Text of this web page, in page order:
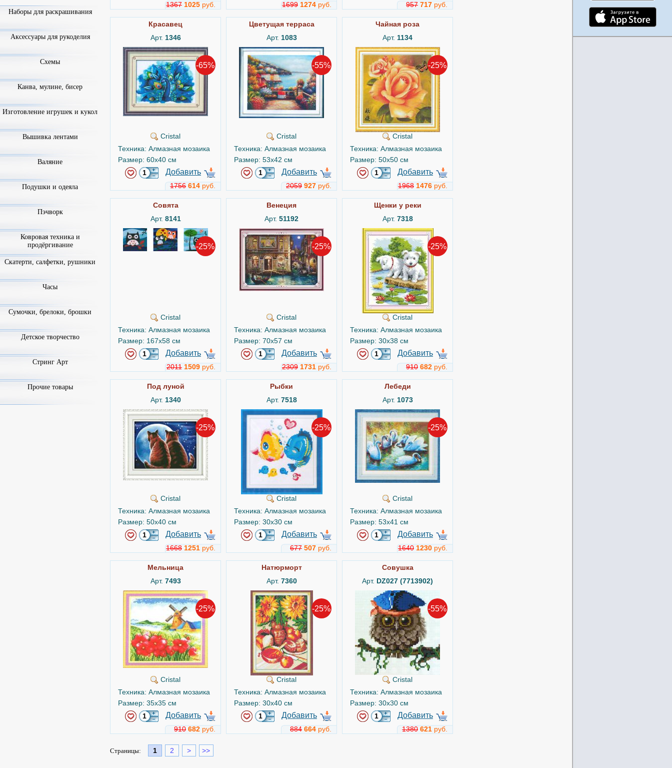
1367 1025 руб. 1699 1274 руб. 957 717 руб.
Красавец
Арт. 1346
-65%
Cristal
Техника: Алмазная мозаика
Размер: 60x40 см
Добавить
1756 614 руб.
Цветущая терраса
Арт. 1083
-55%
Cristal
Техника: Алмазная мозаика
Размер: 53x42 см
Добавить
2059 927 руб.
Чайная роза
Арт. 1134
-25%
Cristal
Техника: Алмазная мозаика
Размер: 50x50 см
Добавить
1968 1476 руб.
Совята
Арт. 8141
-25%
Cristal
Техника: Алмазная мозаика
Размер: 167x58 см
Добавить
2011 1509 руб.
Венеция
Арт. 51192
-25%
Cristal
Техника: Алмазная мозаика
Размер: 70x57 см
Добавить
2309 1731 руб.
Щенки у реки
Арт. 7318
-25%
Cristal
Техника: Алмазная мозаика
Размер: 30x38 см
Добавить
910 682 руб.
Под луной
Арт. 1340
-25%
Cristal
Техника: Алмазная мозаика
Размер: 50x40 см
Добавить
1668 1251 руб.
Рыбки
Арт. 7518
-25%
Cristal
Техника: Алмазная мозаика
Размер: 30x30 см
Добавить
677 507 руб.
Лебеди
Арт. 1073
-25%
Cristal
Техника: Алмазная мозаика
Размер: 53x41 см
Добавить
1640 1230 руб.
Мельница
Арт. 7493
-25%
Cristal
Техника: Алмазная мозаика
Размер: 35x35 см
Добавить
910 682 руб.
Натюрморт
Арт. 7360
-25%
Cristal
Техника: Алмазная мозаика
Размер: 30x40 см
Добавить
884 664 руб.
Совушка
Арт. DZ027 (7713902)
-55%
Cristal
Техника: Алмазная мозаика
Размер: 30x30 см
Добавить
1380 621 руб.
Страницы: 1 2 > >>
Наборы для раскрашивания
Аксессуары для рукоделия
Схемы
Канва, мулине, бисер
Изготовление игрушек и кукол
Вышивка лентами
Валяние
Подушки и одеяла
Пэчворк
Ковровая техника и
продёргивание
Скатерти, салфетки, рушники
Часы
Сумочки, брелоки, брошки
Детское творчество
Стринг Арт
Прочие товары